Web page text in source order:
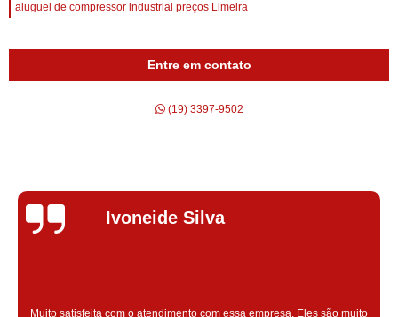
aluguel de compressor industrial preços Limeira
Entre em contato
(19) 3397-9502
Silvana Alves
Super satisfeita com o serviço prestado, atendimento muito bom!